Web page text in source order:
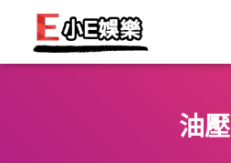
油壓